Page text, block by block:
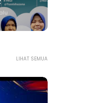
LIHAT SEMUA